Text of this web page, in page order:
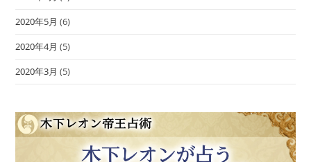
2020年5月 (6)
2020年4月 (5)
2020年3月 (5)